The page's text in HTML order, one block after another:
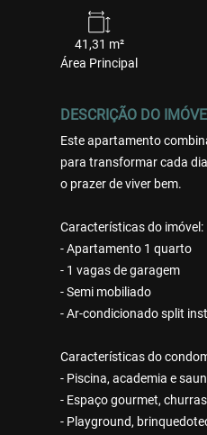
41,31 m²
Área Principal
DESCRIÇÃO DO
Este apartamento
para transformar cada
o prazer de viver bem.
Características do imóvel:
- Apartamento 1 quarto
- 1 vagas de garagem
- Semi mobiliado
- Ar-condicionado split
Características do
- Piscina, academia e
- Espaço gourmet,
- Playground,